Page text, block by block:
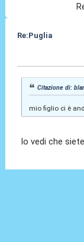
Re:Puglia
Citazione di:
mio figlio ci è
lo vedi che